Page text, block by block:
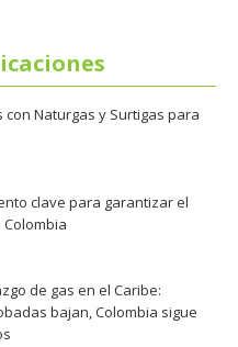
Naturgas y Surtigas para
clave para garantizar el
de gas en el Caribe:
bajan, Colombia sigue